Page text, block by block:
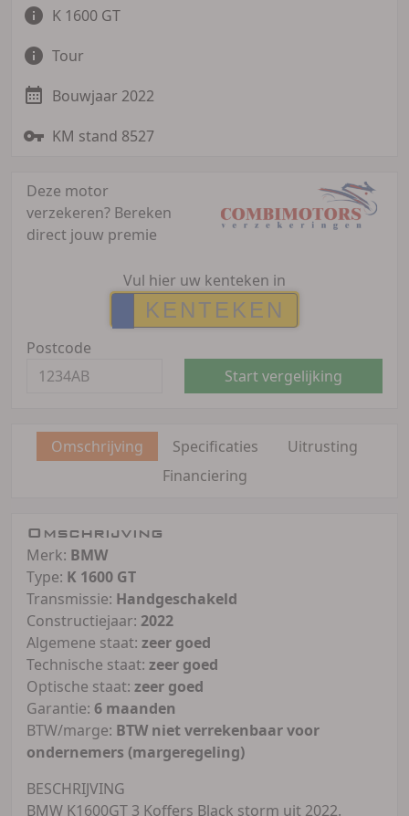
K 1600 GT
Tour
Bouwjaar 2022
KM stand 8527
Deze motor
verzekeren? Bereken
direct jouw premie
Vul hier uw kenteken in
Postcode
Start vergelijking
Omschrijving Specificaties
Uitrusting
Financiering
Omschrijving
Merk: BMW
Type: K 1600 GT
Transmissie: Handgeschakeld
Constructiejaar: 2022
Algemene staat: zeer goed
Technische staat: zeer goed
Optische staat: zeer goed
Garantie: 6 maanden
BTW/marge: BTW niet verrekenbaar voor
ondernemers (margeregeling)
BESCHRIJVING
BMW K1600GT 3 Koffers Black storm uit 2022.